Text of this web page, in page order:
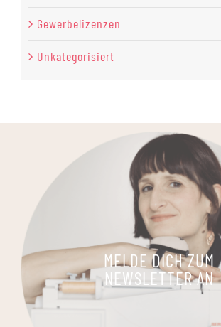
Gewerbelizenzen
Unkategorisiert
MELDE DICH ZUM
NEWSLETTER AN